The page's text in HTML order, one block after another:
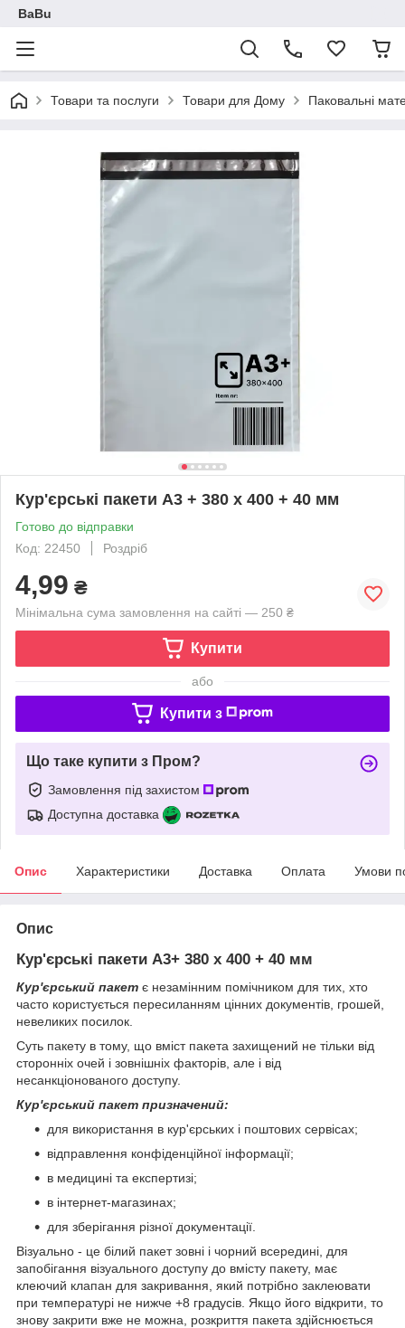
BaBu
Товари та послуги Товари для Дому Паковальні
Кур'єрські пакети А3 + 380 х 400 + 40 мм
Готово до відправки
Код: 22450
Роздріб
4,99 ₴
Мінімальна сума замовлення на сайті — 250 ₴
Купити
або
Купити з
Що таке купити з Пром?
Замовлення під захистом
Доступна доставка
Опис Характеристики Доставка Оплата Умови
Опис
Кур'єрські пакети А3+ 380 х 400 + 40 мм
Кур'єрський пакет є незамінним помічником для тих, хто
часто користується пересиланням цінних документів, грошей,
невеликих посилок.
Суть пакету в тому, що вміст пакета захищений не тільки від
сторонніх очей і зовнішніх факторів, але і від
несанкціонованого доступу.
Кур'єрський пакет призначений:
для використання в кур'єрських і поштових сервісах;
відправлення конфіденційної інформації;
в медицині та експертизі;
в інтернет-магазинах;
для зберігання різної документації.
Візуально - це білий пакет зовні і чорний всередині, для
запобігання візуального доступу до вмісту пакету, має
клеючий клапан для закривання, який потрібно заклеювати
при температурі не нижче +8 градусів. Якщо його відкрити, то
знову закрити вже не можна, розкриття пакета здійснюється